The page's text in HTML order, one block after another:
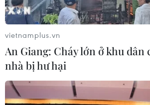
CƠ QUAN CHỦ QUẢN: THÔNG TẤN XÃ VIỆT NAM
Tổng Biên tập: TRẦN TIẾN DUẨN
Phó Tổng Biên tập: NGUYỄN THỊ
THỦY
Sở hữu trí tuệ
Quy định
vietnamplus.vn
An Giang: Cháy lớn ở khu dân
nhà bị hư hại